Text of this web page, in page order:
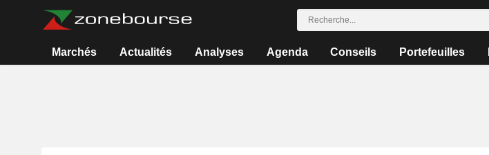
Marchés Actualités Analyses Agenda Conseils Portefeuilles